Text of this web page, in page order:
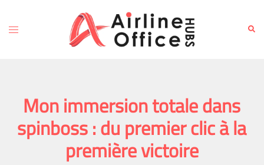
content
Toggle
Mon immersion totale dans
spinboss : du premier clic à la
première victoire